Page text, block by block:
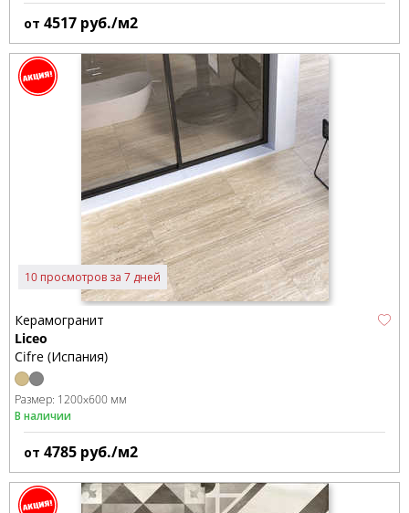
от 4517 руб./м2
10 просмотров за 7 дней
Керамогранит
Liceo
Cifre (Испания)
Размер: 1200x600 мм
В наличии
от 4785 руб./м2